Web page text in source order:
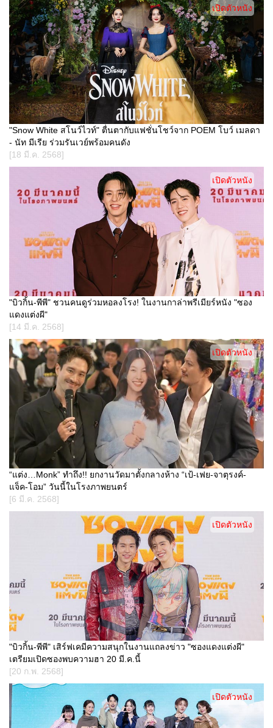
"Snow White สโนว์ไวท์" ตื่นตากับแฟชั่นโชว์จาก POEM โบว์ เมลดา
- นัท มีเรีย ร่วมรันเวย์พร้อมคนดัง
[18 มี.ค. 2568]
เปิดตัวหนัง
"บิวกิ้น-พีพี" ชวนคนดูร่วมหอลงโรง! ในงานกาล่าพรีเมียร์หนัง "ซอง
แดงแต่งผี"
[14 มี.ค. 2568]
เปิดตัวหนัง
“แต่ง…Monk” ทำถึง!! ยกงานวัดมาตั้งกลางห้าง “เป้-เฟย-จาตุรงค์-
แจ็ค-โอม” วันนี้ในโรงภาพยนตร์
[6 มี.ค. 2568]
เปิดตัวหนัง
"บิวกิ้น-พีพี" เสิร์ฟเคมีความสนุกในงานแถลงข่าว "ซองแดงแต่งผี"
เตรียมเปิดซองพบความฮา 20 มี.ค.นี้
[20 ก.พ. 2568]
เปิดตัวหนัง
เปิดตัวหนัง